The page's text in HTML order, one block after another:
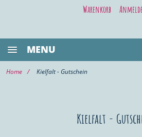
Warenkorb
MENU
BESTSELLER
Home Kielfalt - Gutschein
Kielfalt -